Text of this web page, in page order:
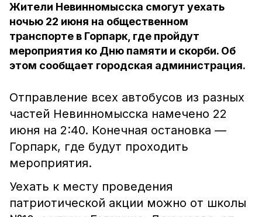
Жители Невинномысска смогут уехать
ночью 22 июня на общественном
транспорте в Горпарк, где пройдут
мероприятия ко Дню памяти и скорби. Об
этом сообщает городская администрация.
Отправление всех автобусов из разных
частей Невинномысска намечено 22
июня на 2:40. Конечная остановка —
Горпарк, где будут проходить
мероприятия.
Уехать к месту проведения
патриотической акции можно от школы